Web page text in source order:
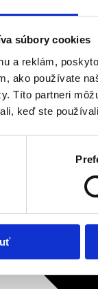
súbory cookies
a reklám,
ako používate
Títo partneri
keď ste